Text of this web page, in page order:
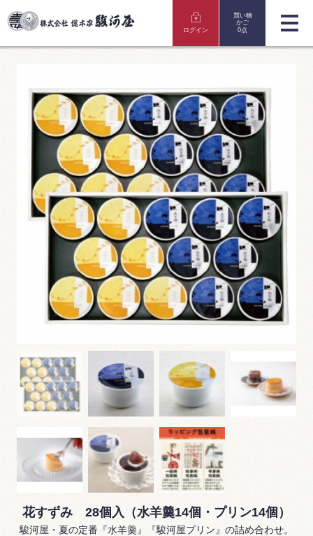
ログイン
買い物
かご
0点
花すずみ 28個入（水羊羹14個・プリン14個）
駿河屋・夏の定番『水羊羹』『駿河屋プリン』の詰め合わせ。